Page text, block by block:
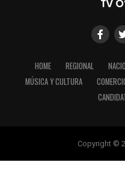
HOME REGIONAL
MÚSICA Y CULTURA
Copyright ©